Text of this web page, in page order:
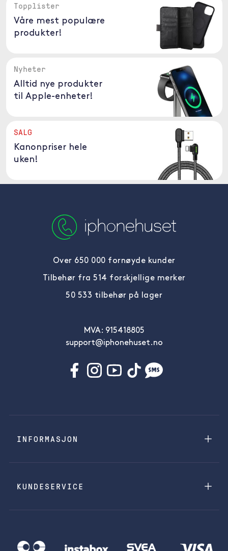
Topplister
Våre mest populære
produkter!
Nyheter
Alltid nye produkter
til Apple-enheter!
SALG
Kanonpriser hele
uken!
Over 650 000 fornøyde kunder
Tilbehør fra 514 forskjellige merker
50 533 tilbehør på lager
MVA: 915418805
support@iphonehuset.no
INFORMASJON
KUNDESERVICE